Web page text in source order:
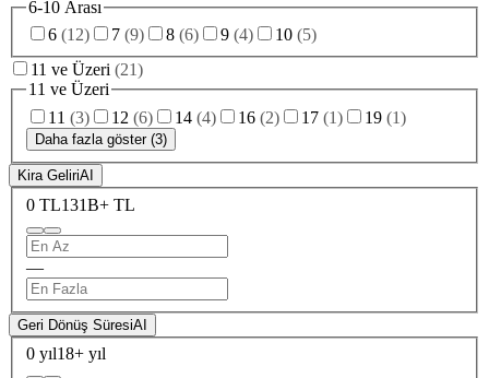
6-10 Arası
6 (12) 7 (9) 8 (6) 9 (4) 10 (5)
11 ve Üzeri (21)
11 ve Üzeri
11 (3) 12 (6) 14 (4) 16 (2) 17 (1) 19 (1)
Daha fazla göster (3)
Kira GeliriAI
0 TL131B+ TL
—
Geri Dönüş SüresiAI
0 yıl18+ yıl